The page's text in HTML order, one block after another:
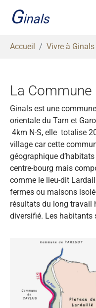
Ginals
Accueil Vivre à Ginals
La Commune
Ginals est une
orientale du Tarn et
4km N-S, elle totalise
village car cette
géographique
centre-bourg mais
comme le lieu-dit
fermes ou maisons
résultats du long travail
diversifié. Les habitants